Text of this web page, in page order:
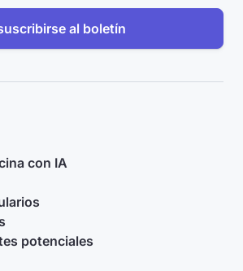
al boletín
con IA
potenciales